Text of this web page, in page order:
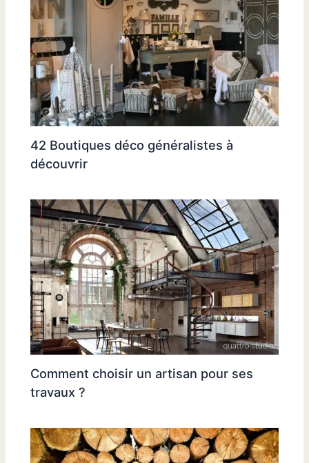
42 Boutiques déco généralistes à
découvrir
Comment choisir un artisan pour ses
travaux ?